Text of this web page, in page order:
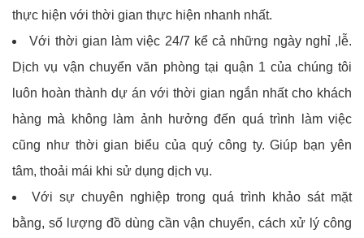
thực hiện với thời gian thực hiện nhanh nhất.
Với thời gian làm việc 24/7 kể cả những ngày nghỉ ,lễ.
Dịch vụ vận chuyển văn phòng tại quận 1 của chúng tôi
luôn hoàn thành dự án với thời gian ngắn nhất cho khách
hàng mà không làm ảnh hưởng đến quá trình làm việc
cũng như thời gian biểu của quý công ty. Giúp bạn yên
tâm, thoải mái khi sử dụng dịch vụ.
Với sự chuyên nghiệp trong quá trình khảo sát mặt
bằng, số lượng đồ dùng cần vận chuyển, cách xử lý công